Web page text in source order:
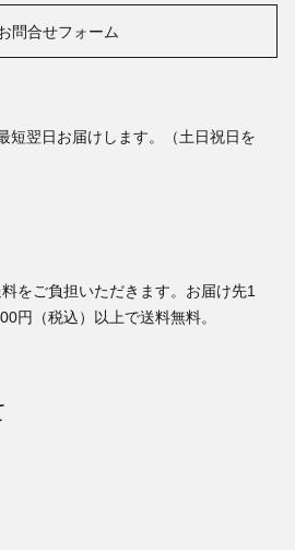
問合せフォーム
短翌日お届けします。（土日祝日を
をご負担いただきます。お届け先1
円（税込）以上で送料無料。